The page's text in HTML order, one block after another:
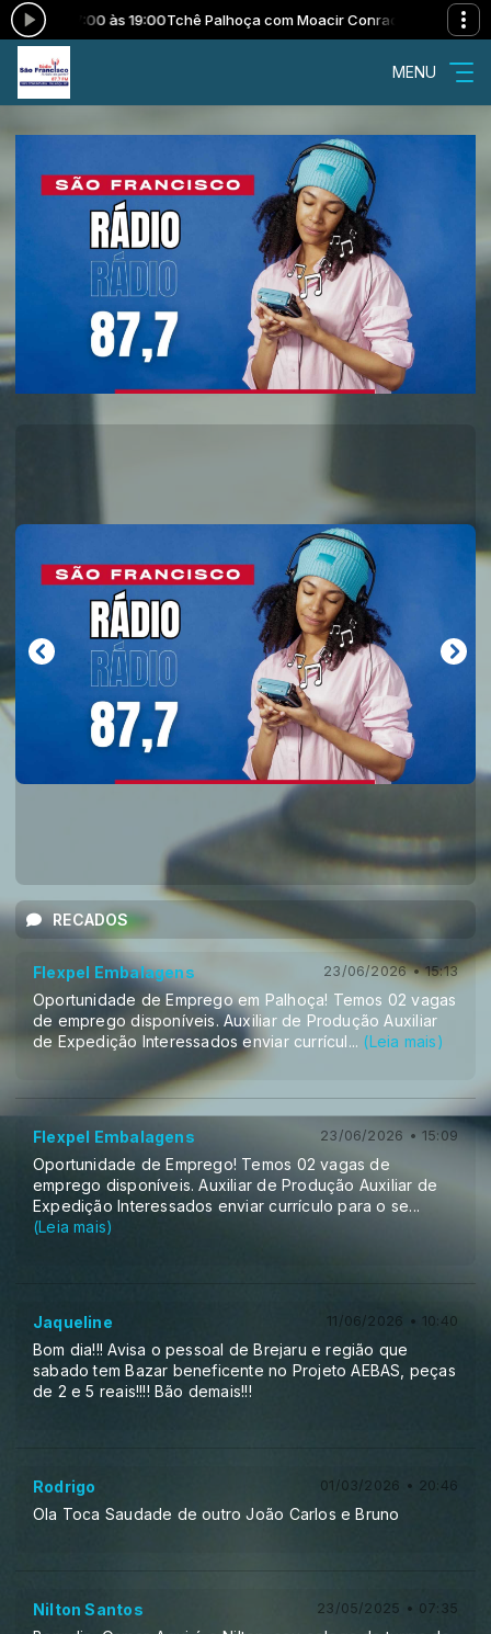
17:00 às 19:00Tchê Palhoça com Moacir Conrad das 17:00 às 19:00
MENU
RECADOS
Flexpel Embalagens 23/06/2026 • 15:13
Oportunidade de Emprego em Palhoça! Temos 02 vagas
de emprego disponíveis. Auxiliar de Produção Auxiliar
de Expedição Interessados enviar currícul... (Leia mais)
Flexpel Embalagens 23/06/2026 • 15:09
Oportunidade de Emprego! Temos 02 vagas de
emprego disponíveis. Auxiliar de Produção Auxiliar de
Expedição Interessados enviar currículo para o se...
(Leia mais)
Jaqueline 11/06/2026 • 10:40
Bom dia!!! Avisa o pessoal de Brejaru e região que
sabado tem Bazar beneficente no Projeto AEBAS, peças
de 2 e 5 reais!!!! Bão demais!!!
Rodrigo 01/03/2026 • 20:46
Ola Toca Saudade de outro João Carlos e Bruno
Nilton Santos 23/05/2025 • 07:35